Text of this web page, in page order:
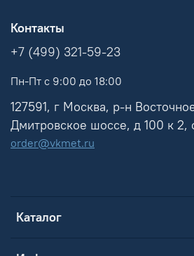
Каталог
Контакты
+7 (499) 321-59-23
Пн-Пт с 9:00 до 18:00
127591, г Москва, р-н
Дмитровское шоссе, д 100 к 2,
order@vkmet.ru